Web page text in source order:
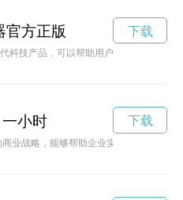
官方正版
科技产品，可以帮助用户更快速地实现
下载
小时
业战略，能够帮助企业实现快速增长，
下载